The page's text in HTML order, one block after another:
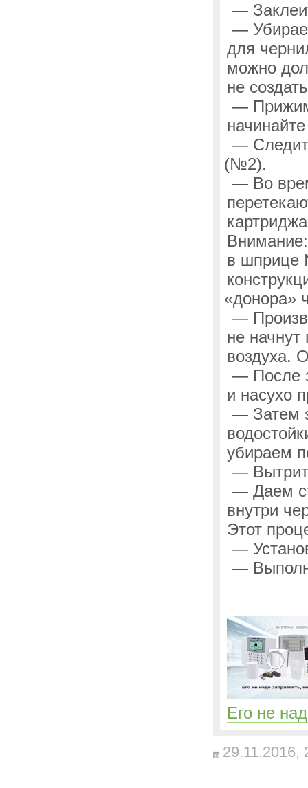
—
—
для
можно
не
—
—
(№2).
— Во
в шприце
«донора»
—
не начнут
воздуха.
— После
и насухо
— Затем
убираем
—
— Даем
внутри
Этот
—
—
Его не
29.11.2016,